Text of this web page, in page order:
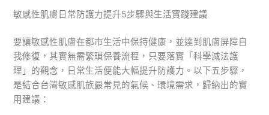
敏感性肌膚日常防護力提升5步驟與生活實踐建議
要讓敏感性肌膚在都市生活中保持健康，並達到肌膚屏障自
我修復，其實無需繁瑣保養流程，只要落實「科學減法護
理」的觀念，日常生活便能大幅提升防護力。以下五步驟，
是結合台灣敏感肌族最常見的氣候、環境需求，歸納出的實
用建議：